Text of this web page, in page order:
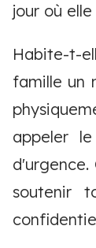
jour où
Habite-t-
famille un
appeler le
soutenir